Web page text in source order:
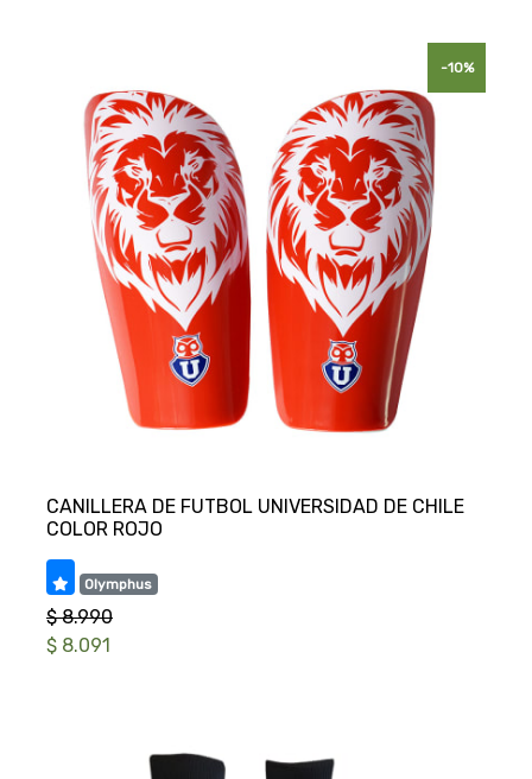
-10%
CANILLERA DE FUTBOL UNIVERSIDAD DE CHILE
Olymphus
$ 8.990
$ 8.091